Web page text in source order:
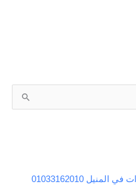
الشركة الالمانية لمكافحة الحشرات في المنيل 01033162010